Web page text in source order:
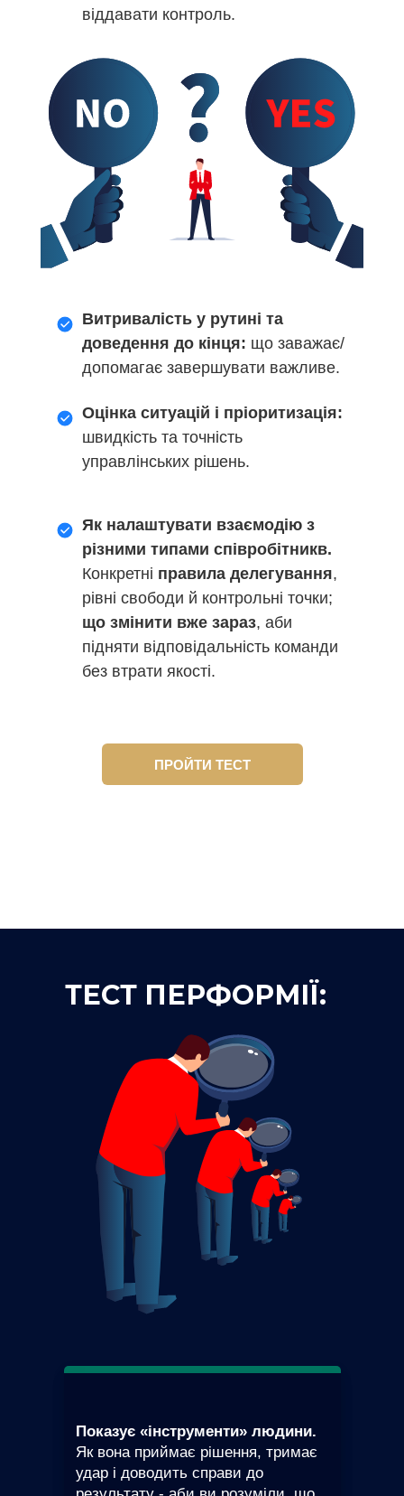
ПРОЙТИ ТЕСТ
віддавати контроль.
Витривалість у рутині та
доведення до кінця: що заважає/
допомагає завершувати важливе.
Оцінка ситуацій і пріоритизація:
швидкість та точність
управлінських рішень.
Як налаштувати взаємодію з
різними типами співробітникв.
Конкретні правила делегування,
рівні свободи й контрольні точки;
що змінити вже зараз, аби
підняти відповідальність команди
без втрати якості.
ТЕСТ ПЕРФОРМІЇ:
Показує «інструменти» людини.
Як вона приймає рішення, тримає
удар і доводить справи до